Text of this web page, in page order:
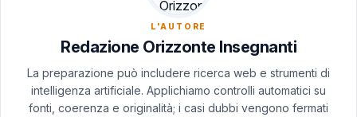
L'AUTORE
Redazione Orizzonte Insegnanti
La preparazione può includere ricerca web e strumenti di
intelligenza artificiale. Applichiamo controlli automatici su
fonti, coerenza e originalità; i casi dubbi vengono fermati